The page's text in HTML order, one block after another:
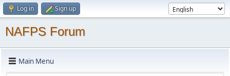
Log in Sign up
NAFPS Forum
Main Menu